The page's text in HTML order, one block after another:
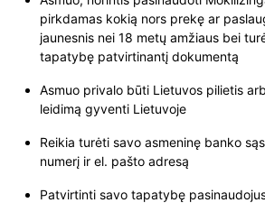
pirkdamas kokią nors prekę ar
jaunesnis nei 18 metų amžiaus bei
tapatybę patvirtinantį dokumentą
Asmuo privalo būti Lietuvos pilietis
leidimą gyventi Lietuvoje
Reikia turėti savo asmeninę banko
numerį ir el. pašto adresą
Patvirtinti savo tapatybę